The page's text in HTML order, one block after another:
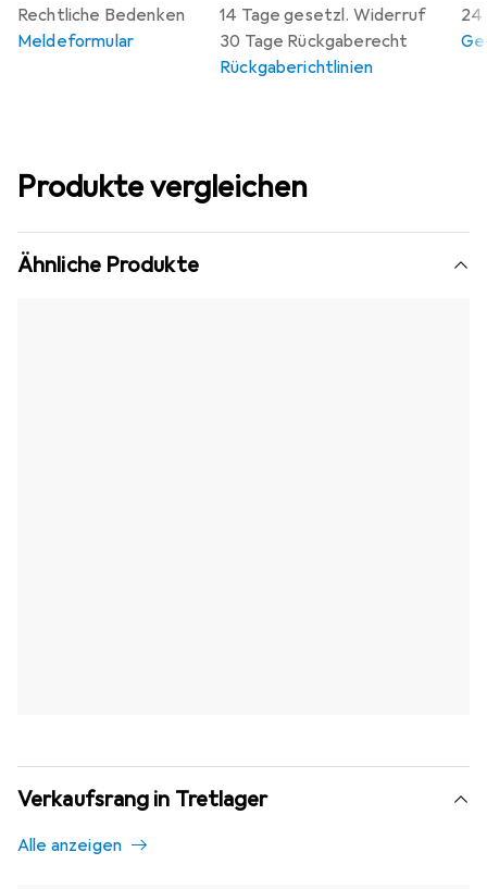
14 Tage gesetzl. Widerruf
30 Tage Rückgaberecht
Rückgaberichtlinien
24
Rechtliche Bedenken
Meldeformular
Produkte vergleichen
Ähnliche Produkte
Verkaufsrang in Tretlager
Alle anzeigen